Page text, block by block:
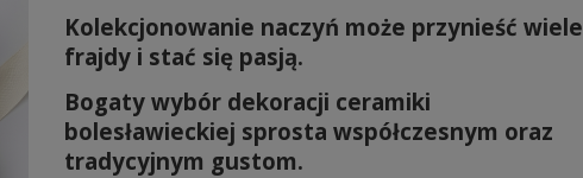
Kolekcjonowanie naczyń może przynieść wiele
frajdy i stać się pasją.
Bogaty wybór dekoracji ceramiki
bolesławieckiej sprosta współczesnym oraz
tradycyjnym gustom.